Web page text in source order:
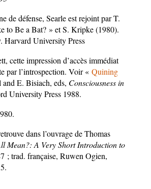
de défense, Searle est rejoint par T.
to Be a Bat? » et S. Kripke (1980).
Harvard University Press
cette impression d’accès immédiat
par l’introspection. Voir « Quining
E. Bisiach, eds, Consciousness in
University Press 1988.
dans l’ouvrage de Thomas
Mean?: A Very Short Introduction to
; trad. française, Ruwen Ogien,